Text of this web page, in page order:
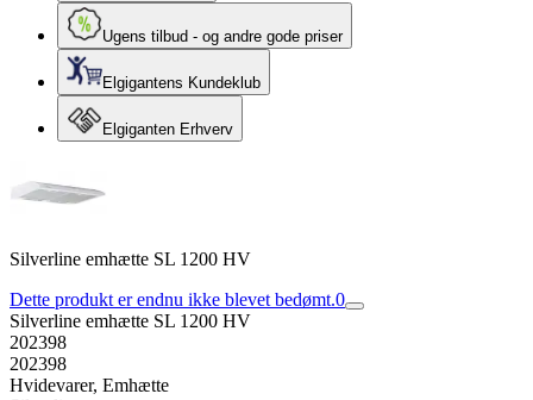
Ugens tilbud - og andre gode priser
Elgigantens Kundeklub
Elgiganten Erhverv
Silverline emhætte SL 1200 HV
Dette produkt er endnu ikke blevet bedømt.0
Silverline emhætte SL 1200 HV
202398
202398
Hvidevarer, Emhætte